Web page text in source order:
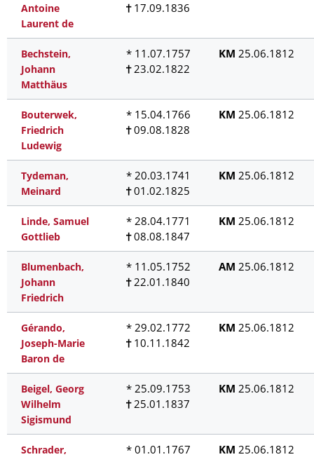
Antoine
Laurent de
17.09.1836
Bechstein,
Johann
Matthäus
* 11.07.1757
23.02.1822
KM 25.06.1812
Bouterwek,
Friedrich
Ludewig
* 15.04.1766
09.08.1828
KM 25.06.1812
Tydeman,
Meinard
* 20.03.1741
01.02.1825
KM 25.06.1812
Linde, Samuel
Gottlieb
* 28.04.1771
08.08.1847
KM 25.06.1812
Blumenbach,
Johann
Friedrich
* 11.05.1752
22.01.1840
AM 25.06.1812
Gérando,
Joseph-Marie
Baron de
* 29.02.1772
10.11.1842
KM 25.06.1812
Beigel, Georg
Wilhelm
Sigismund
* 25.09.1753
25.01.1837
KM 25.06.1812
Schrader, * 01.01.1767 KM 25.06.1812